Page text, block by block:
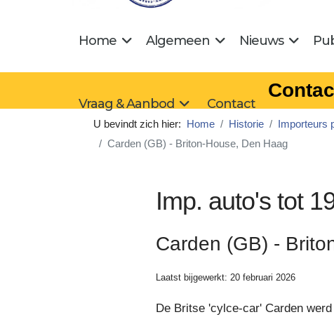
Home Algemeen Nieuws
Vraag & Aanbod Contact
U bevindt zich hier: Home Historie Importeurs
Carden (GB) - Briton-House, Den Haag
Imp. auto's tot
Carden (GB) -
Laatst bijgewerkt: 20 februari 2026
De Britse 'cylce-car' Carden